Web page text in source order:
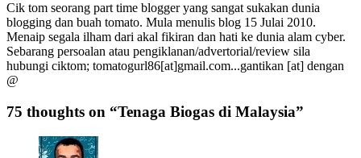
Cik tom seorang part time blogger yang sangat sukakan dunia
blogging dan buah tomato. Mula menulis blog 15 Julai 2010.
Menaip segala ilham dari akal fikiran dan hati ke dunia alam cyber.
Sebarang persoalan atau pengiklanan/advertorial/review sila
hubungi ciktom; tomatogurl86[at]gmail.com...gantikan [at] dengan
@
75 thoughts on “Tenaga Biogas di Malaysia”